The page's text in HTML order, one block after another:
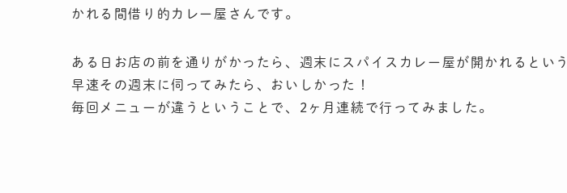
かれる間借り的カレー屋さんです。
ある日お店の前を通りがかったら、週末にスパイスカレー屋が開かれるとい
早速その週末に伺ってみたら、おいしかった！
毎回メニューが違うということで、2ヶ月連続で行ってみました。